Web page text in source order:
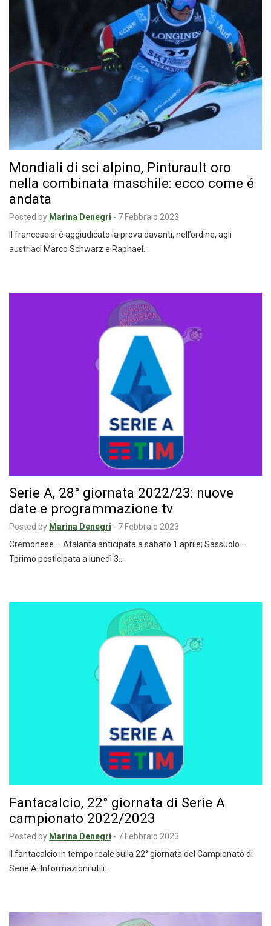
Mondiali di sci alpino, Pinturault oro
nella combinata maschile: ecco come é
andata
Posted by Marina Denegri - 7 Febbraio 2023
Il francese si é aggiudicato la prova davanti, nell’ordine, agli
austriaci Marco Schwarz e Raphael…
Serie A, 28° giornata 2022/23: nuove
date e programmazione tv
Posted by Marina Denegri - 7 Febbraio 2023
Cremonese – Atalanta anticipata a sabato 1 aprile; Sassuolo –
Tprimo posticipata a lunedì 3…
Fantacalcio, 22° giornata di Serie A
campionato 2022/2023
Posted by Marina Denegri - 7 Febbraio 2023
Il fantacalcio in tempo reale sulla 22° giornata del Campionato di
Serie A. Informazioni utili…